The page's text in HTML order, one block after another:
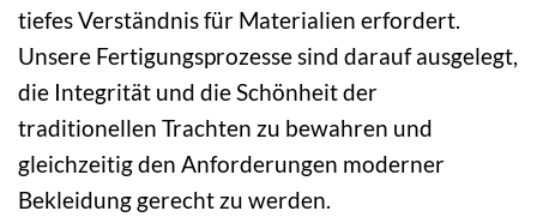
tiefes Verständnis für Materialien erfordert.
Unsere Fertigungsprozesse sind darauf ausgelegt,
die Integrität und die Schönheit der
traditionellen Trachten zu bewahren und
gleichzeitig den Anforderungen moderner
Bekleidung gerecht zu werden.